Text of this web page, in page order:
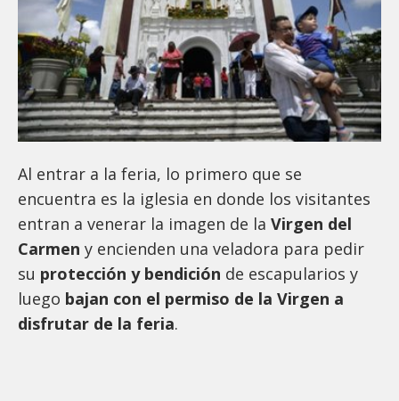
Al entrar a la feria, lo primero que se
encuentra es la iglesia en donde los visitantes
entran a venerar la imagen de la Virgen del
Carmen y encienden una veladora para pedir
su protección y bendición de escapularios y
luego bajan con el permiso de la Virgen a
disfrutar de la feria.